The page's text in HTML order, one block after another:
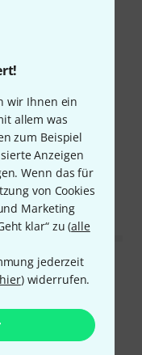
wir Ihnen ein
allem was
zum Beispiel
Anzeigen
Wenn das für
von Cookies
Marketing
klar“ zu (alle
jederzeit
hier) widerrufen.
ich mag das
Bilder der Geige
hier volle
ließen sich sehr
gut und nach ca.
ich das
E-Geige eher